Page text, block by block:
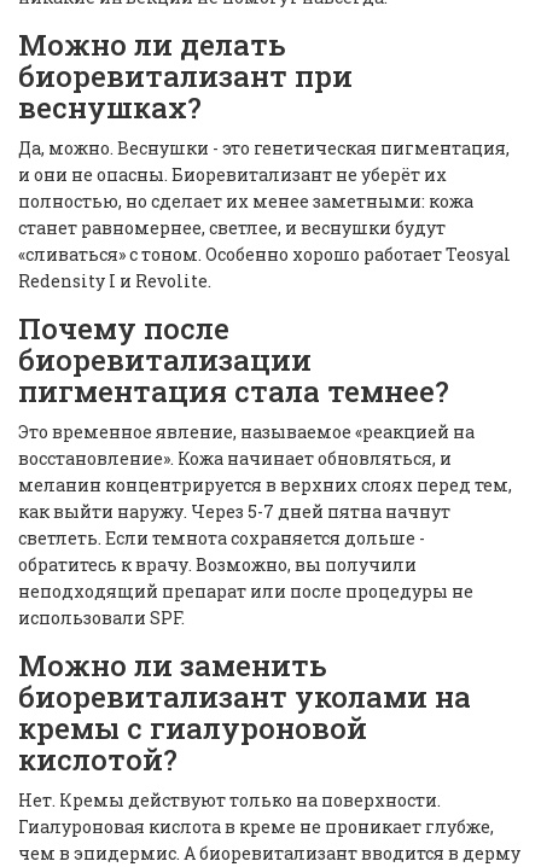
Можно ли делать
биоревитализант при
веснушках?
Да, можно. Веснушки - это генетическая пигментация,
и они не опасны. Биоревитализант не уберёт их
полностью, но сделает их менее заметными: кожа
станет равномернее, светлее, и веснушки будут
«сливаться» с тоном. Особенно хорошо работает Teosyal
Redensity I и Revolite.
Почему после
биоревитализации
пигментация стала темнее?
Это временное явление, называемое «реакцией на
восстановление». Кожа начинает обновляться, и
меланин концентрируется в верхних слоях перед тем,
как выйти наружу. Через 5-7 дней пятна начнут
светлеть. Если темнота сохраняется дольше -
обратитесь к врачу. Возможно, вы получили
неподходящий препарат или после процедуры не
использовали SPF.
Можно ли заменить
биоревитализант уколами на
кремы с гиалуроновой
кислотой?
Нет. Кремы действуют только на поверхности.
Гиалуроновая кислота в креме не проникает глубже,
чем в эпидермис. А биоревитализант вводится в дерму